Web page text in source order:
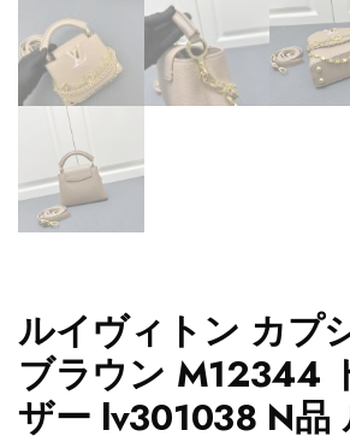
ルイヴィトン カプ
ブラウン M12344
ザー lv301038 N品